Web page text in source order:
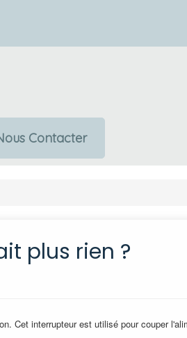
Contacter
plus rien ?
Cet interrupteur est utilisé pour couper